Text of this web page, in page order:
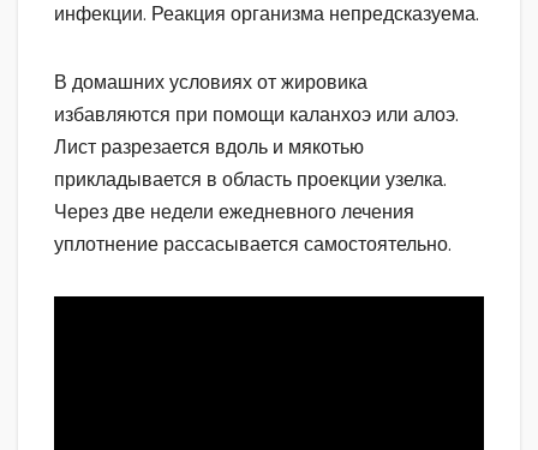
инфекции. Реакция организма непредсказуема.
В домашних условиях от жировика
избавляются при помощи каланхоэ или алоэ.
Лист разрезается вдоль и мякотью
прикладывается в область проекции узелка.
Через две недели ежедневного лечения
уплотнение рассасывается самостоятельно.